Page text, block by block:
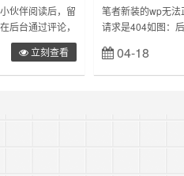
伙伴阅读后，留
后台通过评论，
家在wordpress
上相关文章有不
是互相借鉴的，
立刻查看
办法
笔者新装的wp无
请求是404如图：
知道了原因：服
的是none，于是把
常。首先要连接你
04-18